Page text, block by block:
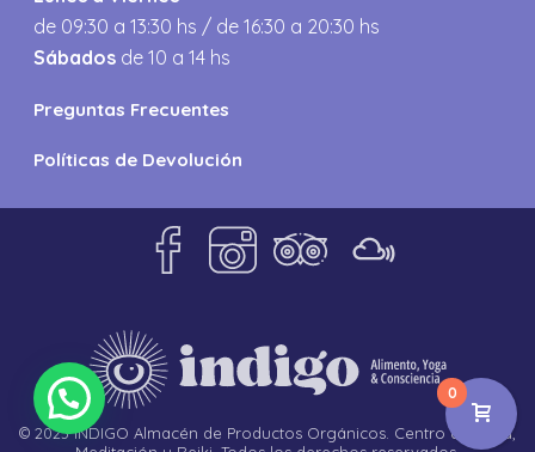
de 09:30 a 13:30 hs / de 16:30 a 20:30 hs
Sábados de 10 a 14 hs
Preguntas Frecuentes
Políticas de Devolución
© 2023 INDIGO Almacén de Productos Orgánicos. Centro de Yoga,
0